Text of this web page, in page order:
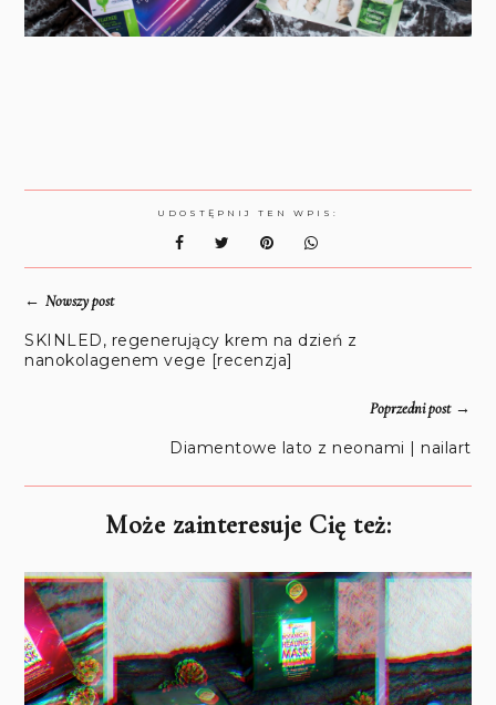
UDOSTĘPNIJ TEN WPIS:
←Nowszy post
SKINLED, regenerujący krem na dzień z
nanokolagenem vege [recenzja]
Poprzedni post→
Diamentowe lato z neonami | nailart
Może zainteresuje Cię też: